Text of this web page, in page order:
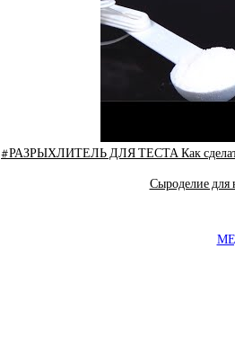
#РАЗРЫХЛИТЕЛЬ ДЛЯ ТЕСТА Как сделать
Сыроделие для